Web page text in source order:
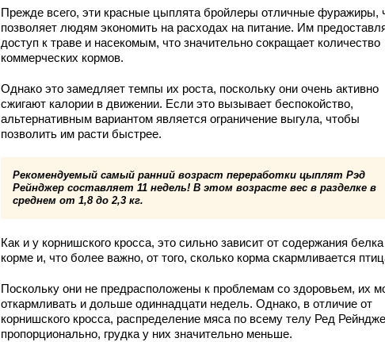
Прежде всего, эти красные цыплята бройлеры отличные фуражиры,
позволяет людям экономить на расходах на питание. Им
доступ к траве и насекомым, что значительно сокращает количество
коммерческих кормов.
Однако это замедляет темпы их роста, поскольку они очень активно
сжигают калории в движении. Если это вызывает беспокойство,
альтернативным вариантом является ограничение выгула, чтобы
позволить им расти быстрее.
Рекомендуемый самый ранний возраст переработки цыплят Рэд
Рейнджер составляет 11 недель! В этом возрасте вес в разделке в
среднем от 1,8 до 2,3 кг.
Как и у корнишского кросса, это сильно зависит от содержания
корме и, что более важно, от того, сколько корма скармливается
Поскольку они не предрасположены к проблемам со здоровьем, их
откармливать и дольше одиннадцати недель. Однако, в отличие от
корнишского кросса, распределение мяса по всему телу Ред
пропорционально, грудка у них значительно меньше.